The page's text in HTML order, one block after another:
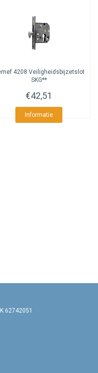
4208 Veiligheidsbijzetslot
SKG**
€42,51
Informatie
62742051